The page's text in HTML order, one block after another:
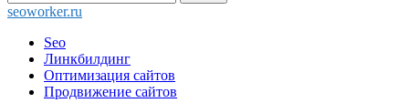
seoworker.ru
Seo
Линкбилдинг
Оптимизация сайтов
Продвижение сайтов